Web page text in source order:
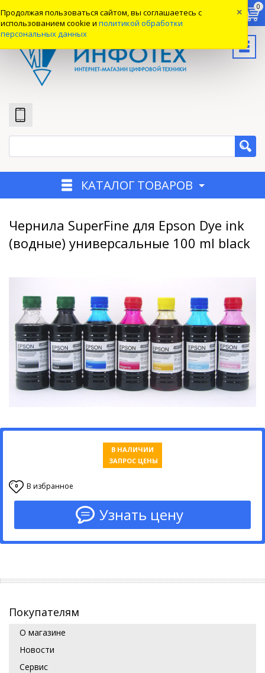
Продолжая пользоваться сайтом, вы соглашаетесь с
использованием cookie и политикой обработки
персональных данных
×
Вход
0
КАТАЛОГ ТОВАРОВ
Чернила SuperFine для Epson Dye ink
(водные) универсальные 100 ml black
В НАЛИЧИИ
ЗАПРОС ЦЕНЫ
0 В избранное
Узнать цену
Покупателям
О магазине
Новости
Сервис